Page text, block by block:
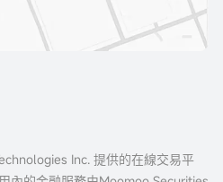
Inc. 提供的在線交易平